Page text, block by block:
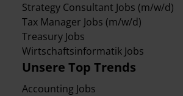
Unsere Top Trends
Accounting Jobs
Strategy Consultant Jobs (m/w/d)
Tax Manager Jobs (m/w/d)
Treasury Jobs
Wirtschaftsinformatik Jobs